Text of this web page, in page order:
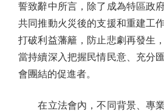
誓致辭中所言，除了成為特區政
共同推動火災後的支援和重建工
打破利益藩籬，防止悲劇再發生
當持續深入把握民情民意、充分
會團結的促進者。
在立法會內，不同背景、專業